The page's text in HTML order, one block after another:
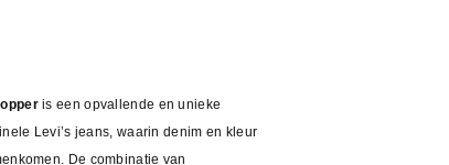
is een opvallende en unieke
Levi’s jeans, waarin denim en kleur
De combinatie van